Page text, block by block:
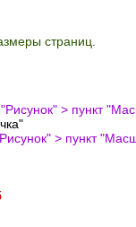
страниц.
> пункт "
> пункт "